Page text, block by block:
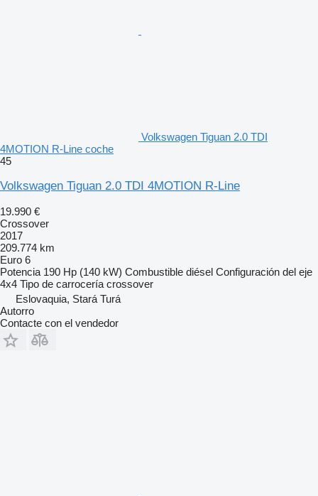
Volkswagen Tiguan 2.0 TDI
4MOTION R-Line coche
45
Volkswagen Tiguan 2.0 TDI 4MOTION R-Line
19.990 €
Crossover
2017
209.774 km
Euro 6
Potencia 190 Hp (140 kW) Combustible diésel Configuración del eje
4x4 Tipo de carrocería crossover
Eslovaquia, Stará Turá
Autorro
Contacte con el vendedor